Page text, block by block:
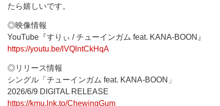
たら嬉しいです。
◎映像情報
YouTube『すりぃ / チューインガム feat. KANA-BOON』
https://youtu.be/lVQlntCkHqA
◎リリース情報
シングル「チューインガム feat. KANA-BOON」
2026/6/9 DIGITAL RELEASE
https://kmu.lnk.to/ChewingGum